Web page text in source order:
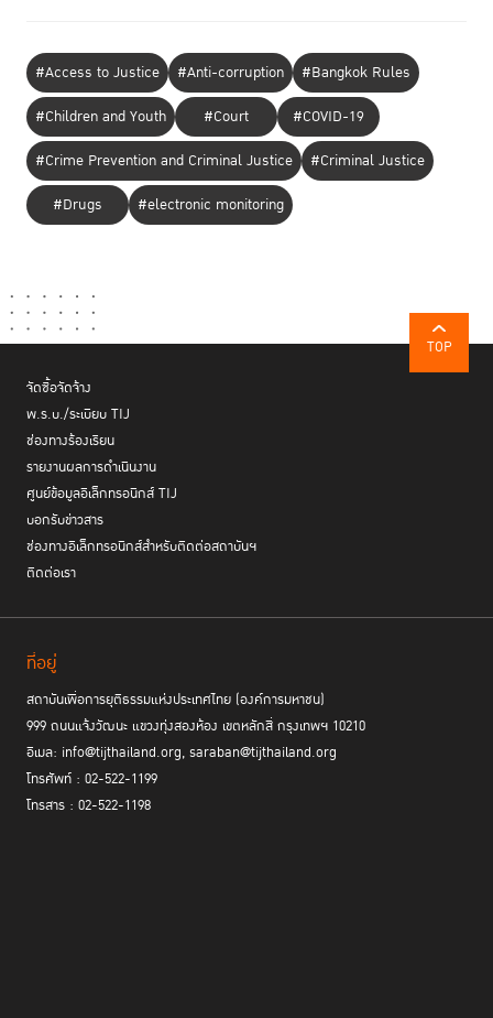
#Access to Justice #Anti-corruption
#Bangkok Rules
#Children and Youth
#Court
#COVID-19
#Crime Prevention and Criminal Justice
#Criminal Justice
#Drugs
#electronic monitoring
TOP
จัดซื้อจัดจ้าง
พ.ร.บ./ระเบียบ TIJ
ช่องทางร้องเรียน
รายงานผลการดำเนินงาน
ศูนย์ข้อมูลอิเล็กทรอนิกส์ TIJ
บอกรับข่าวสาร
ช่องทางอิเล็กทรอนิกส์สำหรับติดต่อสถาบันฯ
ติดต่อเรา
ที่อยู่
สถาบันเพื่อการยุติธรรมแห่งประเทศไทย (องค์การมหาชน)
999 ถนนแจ้งวัฒนะ แขวงทุ่งสองห้อง เขตหลักสี่ กรุงเทพฯ 10210
อีเมล: info@tijthailand.org, saraban@tijthailand.org
โทรศัพท์ : 02-522-1199
โทรสาร : 02-522-1198